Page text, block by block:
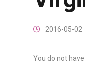
2016-05-02
You do not